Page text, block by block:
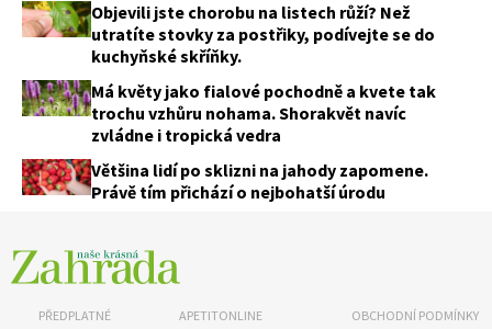
Objevili jste chorobu na listech růží? Než
utratíte stovky za postřiky, podívejte se do
kuchyňské skříňky.
Má květy jako fialové pochodně a kvete tak
trochu vzhůru nohama. Shorakvět navíc
zvládne i tropická vedra
Většina lidí po sklizni na jahody zapomene.
Právě tím přichází o nejbohatší úrodu
PŘEDPLATNÉ
APETITONLINE
OBCHODNÍ PODMÍNKY